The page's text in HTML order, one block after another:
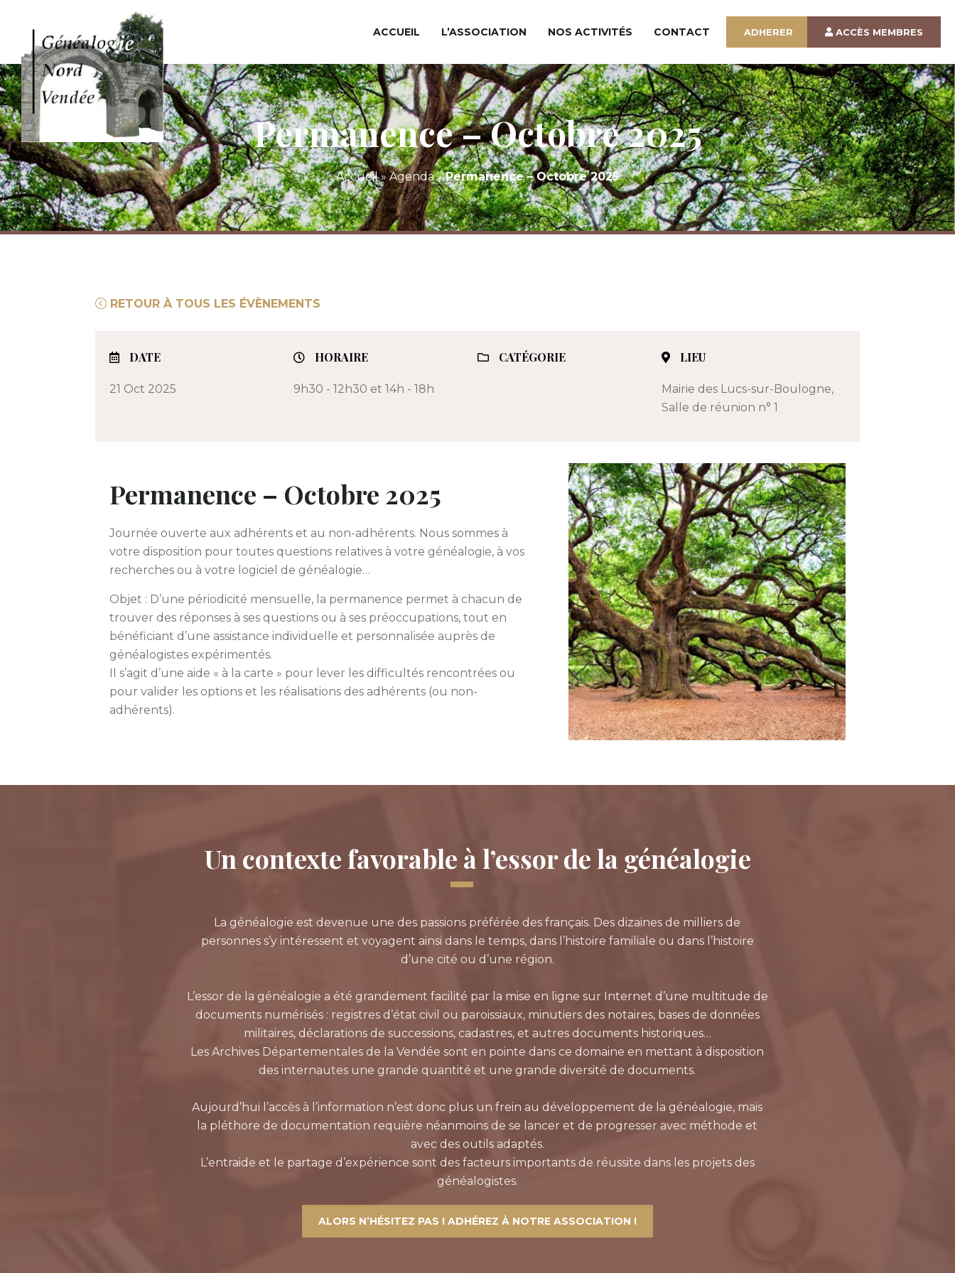
ACCUEIL L’ASSOCIATION NOS ACTIVITÉS CONTACT ADHERER ACCÈS MEMBRES
Permanence – Octobre 2025
Accueil»Agenda»Permanence – Octobre 2025
RETOUR À TOUS LES ÉVÈNEMENTS
DATE
21 Oct 2025
HORAIRE
9h30 - 12h30 et 14h - 18h
CATÉGORIE LIEU
Mairie des Lucs-sur-Boulogne,
Salle de réunion n° 1
Permanence – Octobre 2025
Journée ouverte aux adhérents et au non-adhérents. Nous sommes à
votre disposition pour toutes questions relatives à votre généalogie, à vos
recherches ou à votre logiciel de généalogie…
Objet : D’une périodicité mensuelle, la permanence permet à chacun de
trouver des réponses à ses questions ou à ses préoccupations, tout en
bénéficiant d’une assistance individuelle et personnalisée auprès de
généalogistes expérimentés.
Il s’agit d’une aide « à la carte » pour lever les difficultés rencontrées ou
pour valider les options et les réalisations des adhérents (ou non-
adhérents).
Un contexte favorable à l’essor de la généalogie
La généalogie est devenue une des passions préférée des français. Des dizaines de milliers de
personnes s’y intéressent et voyagent ainsi dans le temps, dans l’histoire familiale ou dans l’histoire
d’une cité ou d’une région.
L’essor de la généalogie a été grandement facilité par la mise en ligne sur Internet d’une multitude de
documents numérisés : registres d’état civil ou paroissiaux, minutiers des notaires, bases de données
militaires, déclarations de successions, cadastres, et autres documents historiques…
Les Archives Départementales de la Vendée sont en pointe dans ce domaine en mettant à disposition
des internautes une grande quantité et une grande diversité de documents.
Aujourd’hui l’accès à l’information n’est donc plus un frein au développement de la généalogie, mais
la pléthore de documentation requière néanmoins de se lancer et de progresser avec méthode et
avec des outils adaptés.
L’entraide et le partage d’expérience sont des facteurs importants de réussite dans les projets des
généalogistes.
ALORS N’HÉSITEZ PAS ! ADHÉREZ À NOTRE ASSOCIATION !